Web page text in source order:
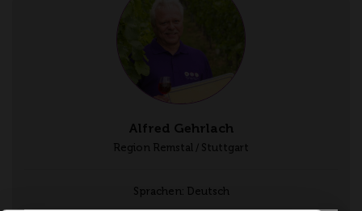
Alfred Gehrlach
Region Remstal / Stuttgart
Sprachen: Deutsch